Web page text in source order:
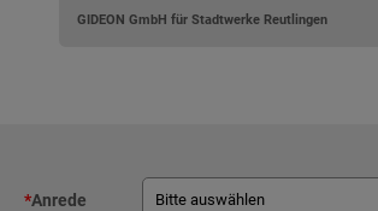
GIDEON GmbH für Stadtwerke Reutlingen
*Anrede